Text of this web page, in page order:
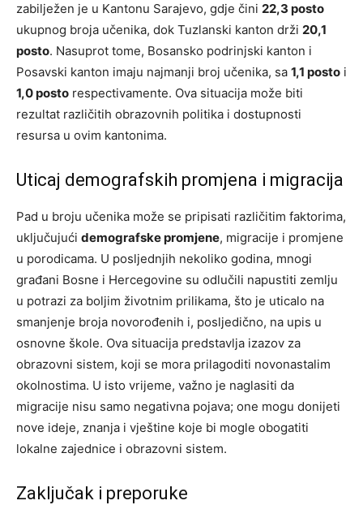
zabilježen je u Kantonu Sarajevo, gdje čini 22,3 posto
ukupnog broja učenika, dok Tuzlanski kanton drži 20,1
posto. Nasuprot tome, Bosansko podrinjski kanton i
Posavski kanton imaju najmanji broj učenika, sa 1,1 posto i
1,0 posto respectivamente. Ova situacija može biti
rezultat različitih obrazovnih politika i dostupnosti
resursa u ovim kantonima.
Uticaj demografskih promjena i migracija
Pad u broju učenika može se pripisati različitim faktorima,
uključujući demografske promjene, migracije i promjene
u porodicama. U posljednjih nekoliko godina, mnogi
građani Bosne i Hercegovine su odlučili napustiti zemlju
u potrazi za boljim životnim prilikama, što je uticalo na
smanjenje broja novorođenih i, posljedično, na upis u
osnovne škole. Ova situacija predstavlja izazov za
obrazovni sistem, koji se mora prilagoditi novonastalim
okolnostima. U isto vrijeme, važno je naglasiti da
migracije nisu samo negativna pojava; one mogu donijeti
nove ideje, znanja i vještine koje bi mogle obogatiti
lokalne zajednice i obrazovni sistem.
Zaključak i preporuke